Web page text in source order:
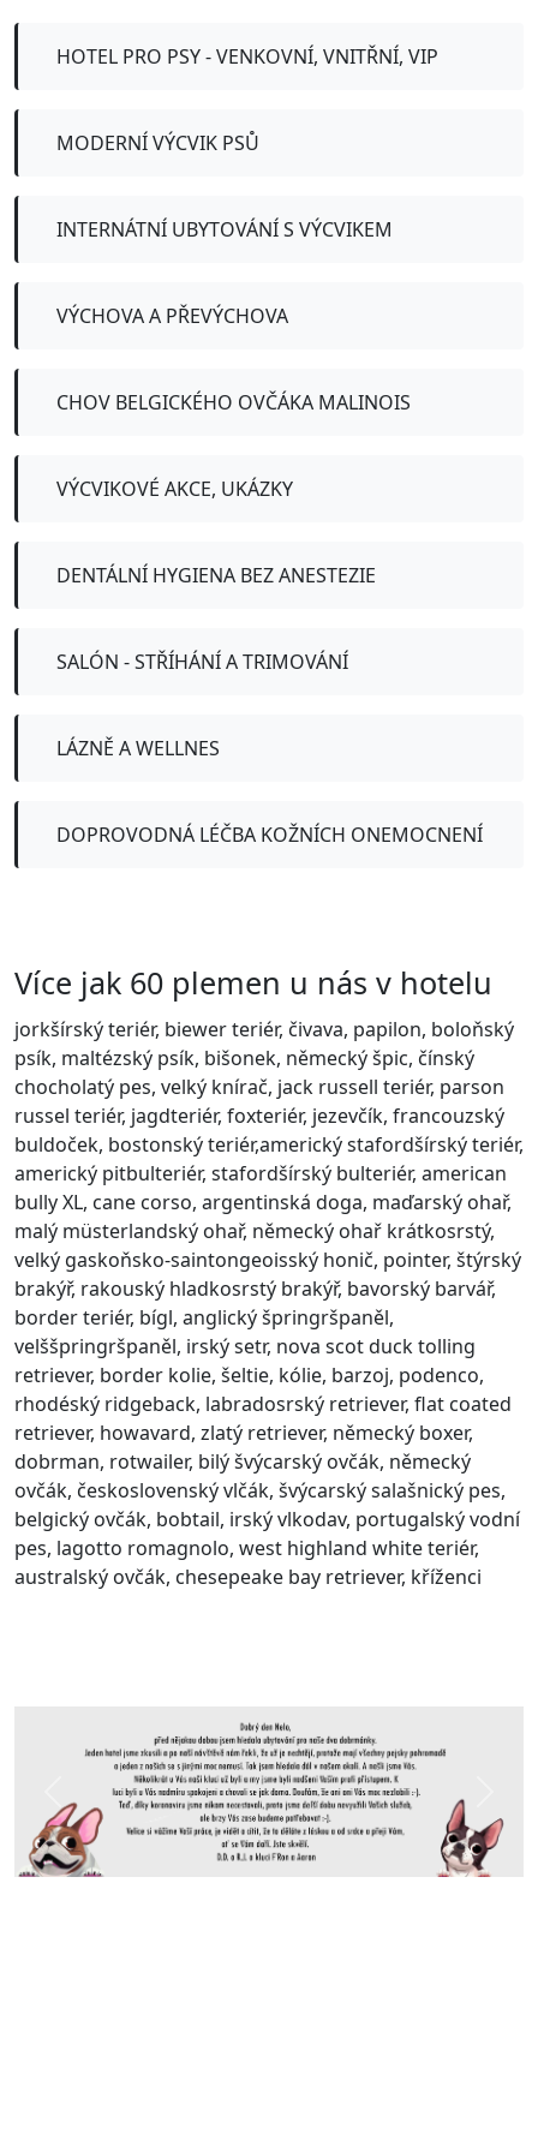
HOTEL PRO PSY - VENKOVNÍ, VNITŘNÍ, VIP
MODERNÍ VÝCVIK PSŮ
INTERNÁTNÍ UBYTOVÁNÍ S VÝCVIKEM
VÝCHOVA A PŘEVÝCHOVA
CHOV BELGICKÉHO OVČÁKA MALINOIS
VÝCVIKOVÉ AKCE, UKÁZKY
DENTÁLNÍ HYGIENA BEZ ANESTEZIE
SALÓN - STŘÍHÁNÍ A TRIMOVÁNÍ
LÁZNĚ A WELLNES
DOPROVODNÁ LÉČBA KOŽNÍCH ONEMOCNENÍ
Více jak 60 plemen u nás v hotelu
jorkšírský teriér, biewer teriér, čivava, papilon, boloňský
psík, maltézský psík, bišonek, německý špic, čínský
chocholatý pes, velký knírač, jack russell teriér, parson
russel teriér, jagdteriér, foxteriér, jezevčík, francouzský
buldoček, bostonský teriér,americký stafordšírský teriér,
americký pitbulteriér, stafordšírský bulteriér, american
bully XL, cane corso, argentinská doga, maďarský ohař,
malý müsterlandský ohař, německý ohař krátkosrstý,
velký gaskoňsko-saintongeoisský honič, pointer, štýrský
brakýř, rakouský hladkosrstý brakýř, bavorský barvář,
border teriér, bígl, anglický špringršpaněl,
velššpringršpaněl, irský setr, nova scot duck tolling
retriever, border kolie, šeltie, kólie, barzoj, podenco,
rhodéský ridgeback, labradosrský retriever, flat coated
retriever, howavard, zlatý retriever, německý boxer,
dobrman, rotwailer, bilý švýcarský ovčák, německý
ovčák, československý vlčák, švýcarský salašnický pes,
belgický ovčák, bobtail, irský vlkodav, portugalský vodní
pes, lagotto romagnolo, west highland white teriér,
australský ovčák, chesepeake bay retriever, kříženci
Předchozí